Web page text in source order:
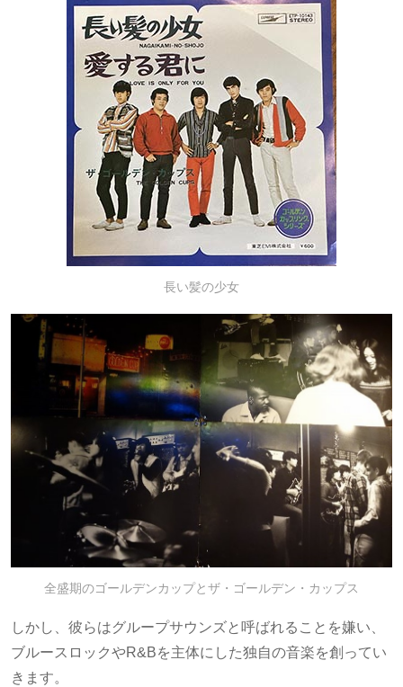
長い髪の少女
全盛期のゴールデンカップとザ・ゴールデン・カップス
しかし、彼らはグループサウンズと呼ばれることを嫌い、
ブルースロックやR&Bを主体にした独自の音楽を創ってい
きます。